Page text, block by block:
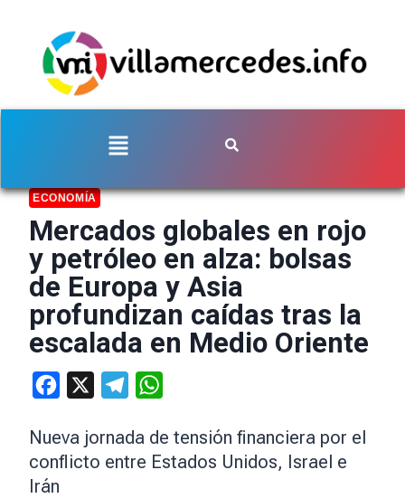
ECONOMÍA
Mercados globales en rojo
y petróleo en alza: bolsas
de Europa y Asia
profundizan caídas tras la
escalada en Medio Oriente
Facebook Telegram
Nueva jornada de tensión financiera por el
conflicto entre Estados Unidos, Israel e
Irán